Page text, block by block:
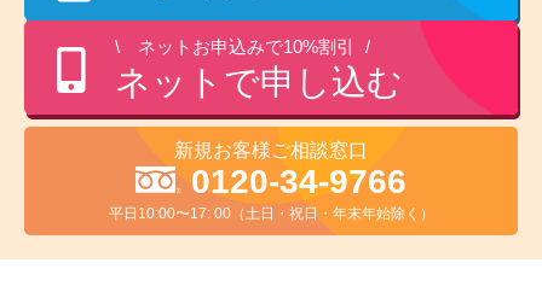
ネットお申込みで10%割引
ネットで申し込む
新規お客様ご相談窓口
0120-34-9766
平日10:00〜17: 00（土日・祝日・年末年始除く）